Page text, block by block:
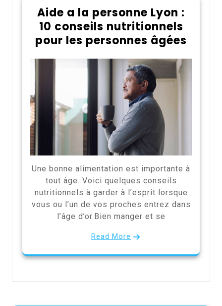
Aide a la personne Lyon :
10 conseils nutritionnels
pour les personnes âgées
Une bonne alimentation est importante à
tout âge. Voici quelques conseils
nutritionnels à garder à l’esprit lorsque
vous ou l’un de vos proches entrez dans
l’âge d’or.Bien manger et se
Read More